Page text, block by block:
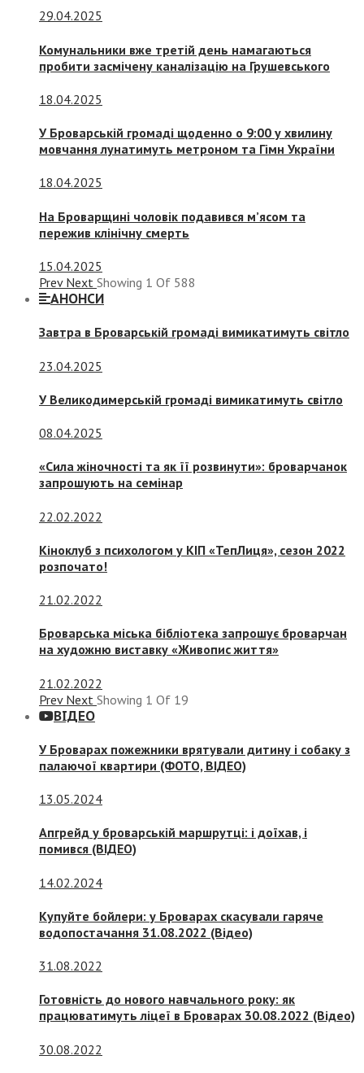
29.04.2025
Комунальники вже третій день намагаються
пробити засмічену каналізацію на Грушевського
18.04.2025
У Броварській громаді щоденно о 9:00 у хвилину
мовчання лунатимуть метроном та Гімн України
18.04.2025
На Броварщині чоловік подавився м’ясом та
пережив клінічну смерть
15.04.2025
Prev Next Showing 1 Of 588
АНОНСИ
Завтра в Броварській громаді вимикатимуть світло
23.04.2025
У Великодимерській громаді вимикатимуть світло
08.04.2025
«Сила жіночності та як її розвинути»: броварчанок
запрошують на семінар
22.02.2022
Кіноклуб з психологом у КІП «ТепЛиця», сезон 2022
розпочато!
21.02.2022
Броварська міська бібліотека запрошує броварчан
на художню виставку «Живопис життя»
21.02.2022
Prev Next Showing 1 Of 19
ВІДЕО
У Броварах пожежники врятували дитину і собаку з
палаючої квартири (ФОТО, ВІДЕО)
13.05.2024
Апгрейд у броварській маршрутці: і доїхав, і
помився (ВІДЕО)
14.02.2024
Купуйте бойлери: у Броварах скасували гаряче
водопостачання 31.08.2022 (Відео)
31.08.2022
Готовність до нового навчального року: як
працюватимуть ліцеї в Броварах 30.08.2022 (Відео)
30.08.2022